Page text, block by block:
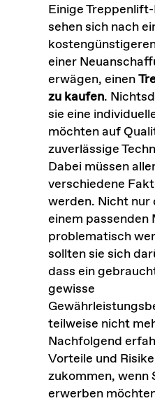
Einige
sehen sich nach
einer
erwägen, einen
zu kaufen.
sie eine
möchten auf
zuverlässige
Dabei müssen
verschiedene
werden. Nicht nur
einem passenden
problematisch
sollten sie sich
dass ein
gewisse
teilweise nicht
Nachfolgend
Vorteile und
zukommen,
erwerben